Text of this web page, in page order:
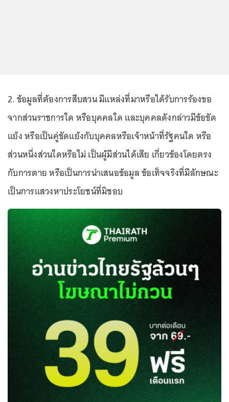
2. ข้อมูลที่ต้องการสืบสวน มีแหล่งที่มาหรือได้รับการร้องขอ
จากส่วนราชการใด หรือบุคคลใด และบุคคลดังกล่าวมีข้อขัด
แย้ง หรือเป็นคู่ขัดแย้งกับบุคคลหรือเจ้าหน้าที่รัฐคนใด หรือ
ส่วนหนึ่งส่วนใดหรือไม่ เป็นผู้มีส่วนได้เสีย เกี่ยวข้องโดยตรง
กับการตาย หรือเป็นการนำเสนอข้อมูล ข้อเท็จจริงที่มีลักษณะ
เป็นการแสวงหาประโยชน์ที่มิชอบ